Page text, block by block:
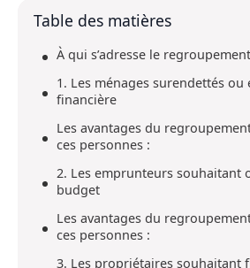
Table des matières
À qui s’adresse le
1. Les ménages surendettés
financière
Les avantages du
ces personnes :
2. Les emprunteurs souhaitant
budget
Les avantages du
ces personnes :
3. Les propriétaires souhaitant